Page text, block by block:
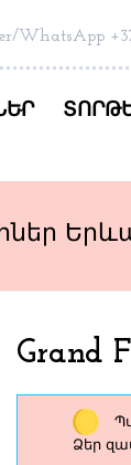
WhatsApp
Grand
Ձեր